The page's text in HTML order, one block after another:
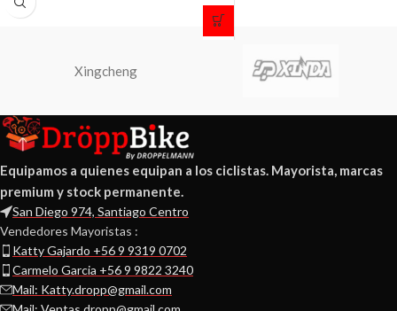
Diámetro 31.8mm.
Peso 420 grs.
Xingcheng
Equipamos a quienes equipan a los ciclistas. Mayorista, marcas
premium y stock permanente.
San Diego 974, Santiago Centro
Vendedores Mayoristas :
Katty Gajardo +56 9 9319 0702
Carmelo Garcia +56 9 9822 3240
Mail: Katty.dropp@gmail.com